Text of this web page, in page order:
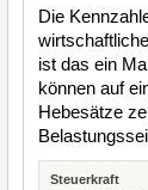
Die
ist das ein
können auf
Hebesätze
Steuerkraft